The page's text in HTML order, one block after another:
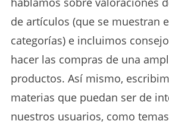
de artículos (que se muestran
categorías) e incluimos
hacer las compras de una
productos. Así mismo,
materias que puedan ser de
nuestros usuarios, como